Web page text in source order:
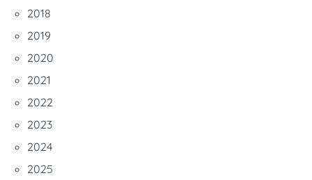
2018
2019
2020
2021
2022
2023
2024
2025